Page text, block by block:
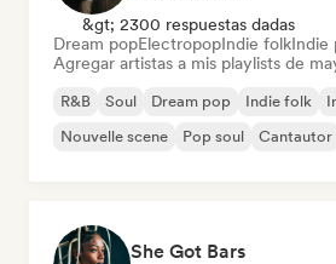
&gt; 2300 respuestas dadas
Dream popElectropopIndie folkIndie
Agregar artistas a mis playlists de
R&B Soul Dream pop Indie folk
Nouvelle scene
Pop soul Cantautor
She Got Bars